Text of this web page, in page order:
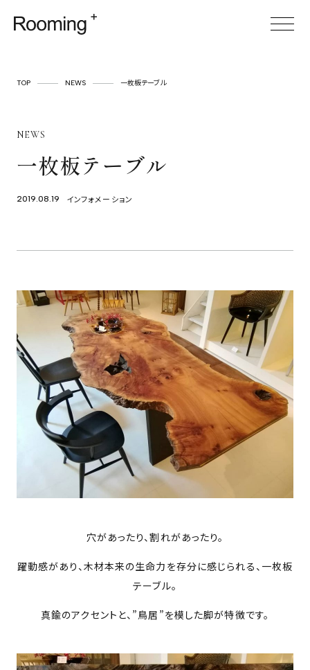
CASES
ITEM
SHOP
PROJECTS
NEWS
来店予約
お問い合わせ
TOP NEWS 一枚板テーブル
NEWS
一枚板テーブル
2019.08.19 インフォメーション
穴があったり、割れがあったり。
躍動感があり、木材本来の生命力を存分に感じられる、一枚板
テーブル。
真鍮のアクセントと、”鳥居”を模した脚が特徴です。